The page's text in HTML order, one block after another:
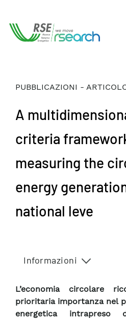
PUBBLICAZIONI -
A
criteria
measuring the
energy
national leve
Informazioni
L’economia circolare
prioritaria importanza nel
energetica intrapreso